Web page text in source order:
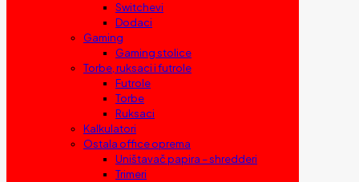
Switchevi
Dodaci
Gaming
Gaming stolice
Torbe, ruksaci i futrole
Futrole
Torbe
Ruksaci
Kalkulatori
Ostala office oprema
Uništavač papira – shredderi
Trimeri